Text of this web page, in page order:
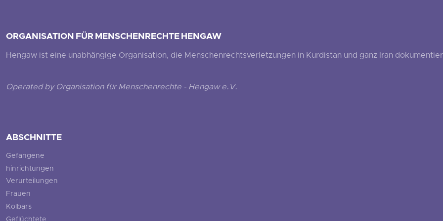
ORGANISATION FÜR MENSCHENRECHTE HENGAW
Hengaw ist eine unabhängige Organisation, die Menschenrechtsverletzungen in Kurdistan und ganz Iran
Operated by Organisation für Menschenrechte - Hengaw e.V.
ABSCHNITTE
Gefangene
hinrichtungen
Verurteilungen
Frauen
Kolbars